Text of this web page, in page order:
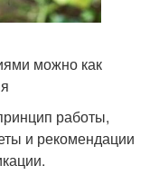
можно как
работы,
и рекомендации